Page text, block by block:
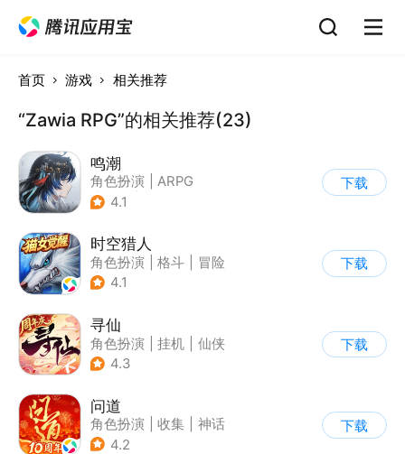
首页 游戏 相关推荐
“Zawia RPG”的相关推荐(23)
鸣潮
角色扮演
ARPG
| 冒险
4.1
下载
时空猎人
角色扮演 格斗
冒险
| 时空猎人
4.1
下载
寻仙
角色扮演 挂机
仙侠
| 寻仙
4.3
下载
问道
角色扮演 收集
神话
| 宠物
4.2
下载